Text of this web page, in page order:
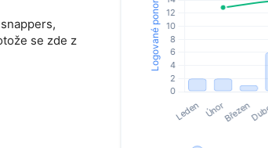
se zde z